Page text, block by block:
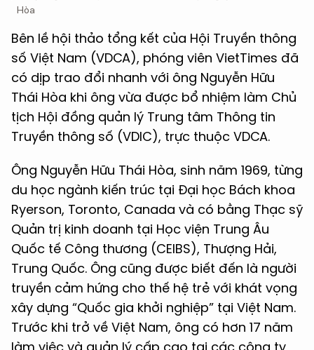
Hòa
Bên lề hội thảo tổng kết của Hội Truyền thông
số Việt Nam (VDCA), phóng viên VietTimes đã
có dịp trao đổi nhanh với ông Nguyễn Hữu
Thái Hòa khi ông vừa được bổ nhiệm làm Chủ
tịch Hội đồng quản lý Trung tâm Thông tin
Truyền thông số (VDIC), trực thuộc VDCA.
Ông Nguyễn Hữu Thái Hòa, sinh năm 1969, từng
du học ngành kiến trúc tại Đại học Bách khoa
Ryerson, Toronto, Canada và có bằng Thạc sỹ
Quản trị kinh doanh tại Học viện Trung Âu
Quốc tế Công thương (CEIBS), Thượng Hải,
Trung Quốc. Ông cũng được biết đến là người
truyền cảm hứng cho thế hệ trẻ với khát vọng
xây dựng “Quốc gia khởi nghiệp” tại Việt Nam.
Trước khi trở về Việt Nam, ông có hơn 17 năm